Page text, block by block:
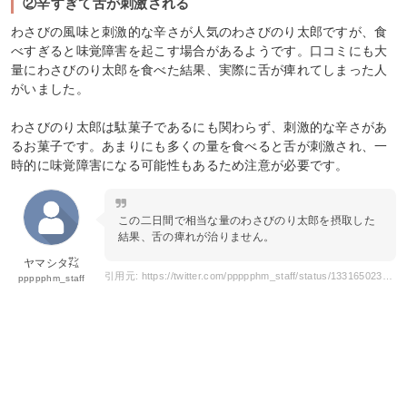
②辛すぎて舌が刺激される
わさびの風味と刺激的な辛さが人気のわさびのり太郎ですが、食
べすぎると味覚障害を起こす場合があるようです。口コミにも大
量にわさびのり太郎を食べた結果、実際に舌が痺れてしまった人
がいました。
わさびのり太郎は駄菓子であるにも関わらず、刺激的な辛さがあ
るお菓子です。あまりにも多くの量を食べると舌が刺激され、一
時的に味覚障害になる可能性もあるため注意が必要です。
ヤマシタ㌠
ppppphm_staff
この二日間で相当な量のわさびのり太郎を摂取した
結果、舌の痺れが治りません。